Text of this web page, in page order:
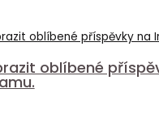
oblíbené